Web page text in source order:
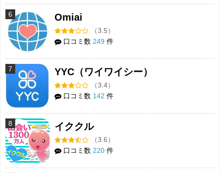
6 Omiai
（3.5）
口コミ数 249 件
7 YYC（ワイワイシー）
（3.4）
口コミ数 142 件
8 イククル
（3.6）
口コミ数 220 件